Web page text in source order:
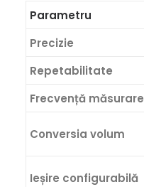
Parametru
Precizie
Repetabilitate
Frecvență măsurare
Conversia volum
Ieșire configurabilă